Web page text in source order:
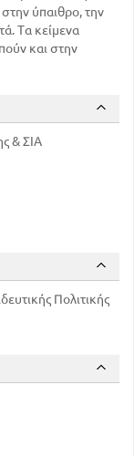
ύπαιθρο, την
Τα κείμενα
και στην
& ΣΙΑ
Πολιτικής